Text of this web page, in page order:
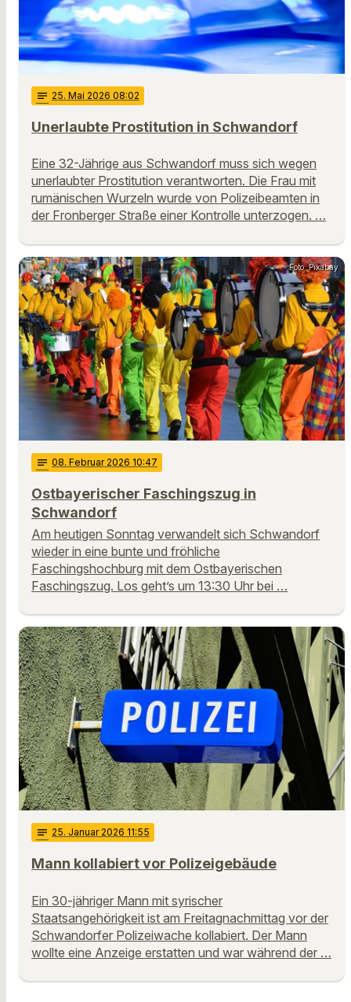
notes 25. Mai 2026 08:02
Unerlaubte Prostitution in Schwandorf
Eine 32-Jährige aus Schwandorf muss sich wegen
unerlaubter Prostitution verantworten. Die Frau mit
rumänischen Wurzeln wurde von Polizeibeamten in
der Fronberger Straße einer Kontrolle unterzogen. …
Foto: Pixabay
notes 08. Februar 2026 10:47
Ostbayerischer Faschingszug in
Schwandorf
Am heutigen Sonntag verwandelt sich Schwandorf
wieder in eine bunte und fröhliche
Faschingshochburg mit dem Ostbayerischen
Faschingszug. Los geht’s um 13:30 Uhr bei …
notes 25. Januar 2026 11:55
Mann kollabiert vor Polizeigebäude
Ein 30-jähriger Mann mit syrischer
Staatsangehörigkeit ist am Freitagnachmittag vor der
Schwandorfer Polizeiwache kollabiert. Der Mann
wollte eine Anzeige erstatten und war während der …